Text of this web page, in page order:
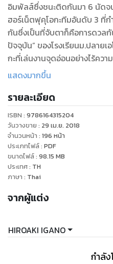
อิมพัลส์ซึ่งชนะติดกันมา 6 นัด
ฮอร์เน็ตฟุคุโอกะทีมอันดับ 3 ที่
กันซึ่งเป็นที่จับตาก็คือการดวลกั
ปัจจุบัน” ของโรงเรียนม.ปลาย
กะที่เล่นงานจุดอ่อนอย่างไร้คว
ให้โชนันทำประตูออกนำไปก่อนก็
เดือดได้ดำเนินมาถึงบทสรุปที่สุด
แสดงมากขึ้น
รายละเอียด
ISBN : 9786164315204
วันวางขาย : 29 เม.ย. 2018
จำนวนหน้า : 196 หน้า
ประเภทไฟล์: PDF
ขนาดไฟล์: 98.15 MB
ประเทศ: TH
ภาษา : Thai
จากผู้แต่ง
HIROAKI IGANO
กำลัง